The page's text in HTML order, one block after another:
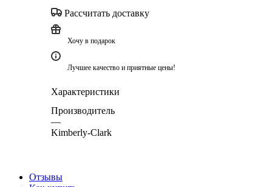
Рассчитать доставку
Хочу в подарок
Лучшее качество и приятные цены!
Характеристики
Производитель
—
Kimberly-Clark
Отзывы